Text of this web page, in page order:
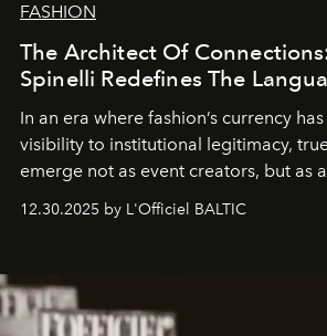
FASHION
The Architect Of
Spinelli Redefines The
In an era where fashion’s currency
visibility to institutional legitimacy,
emerge not as event creators, but as
ecosystems.
Sabrina Spinelli
brand strategist with three decades of
framework where creativity,
converge with surgical precision.
12.30.2025 by L'Officiel BALTIC